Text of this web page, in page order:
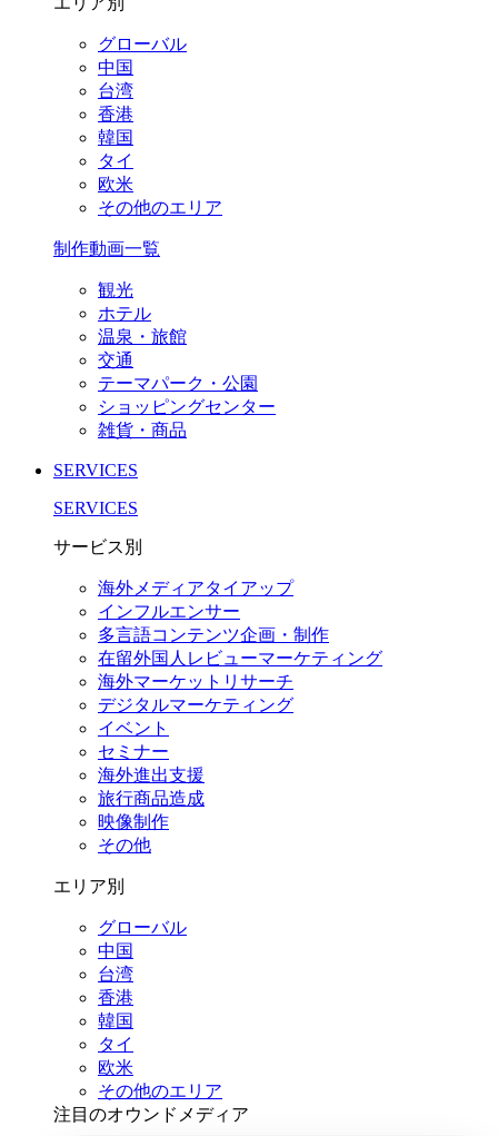
グローバル
中国
台湾
香港
韓国
タイ
欧米
その他のエリア
制作動画一覧
観光
ホテル
温泉・旅館
交通
テーマパーク・公園
ショッピングセンター
雑貨・商品
SERVICES
SERVICES
サービス別
海外メディアタイアップ
インフルエンサー
多言語コンテンツ企画・制作
在留外国⼈レビューマーケティング
海外マーケットリサーチ
デジタルマーケティング
イベント
セミナー
海外進出支援
旅行商品造成
映像制作
その他
エリア別
グローバル
中国
台湾
香港
韓国
タイ
欧米
その他のエリア
注目のオウンドメディア